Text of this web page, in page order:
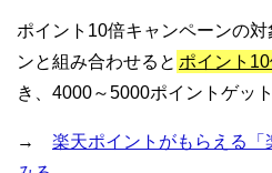
ポイント10倍キャンペーンの
ンと組み合わせると ポイント
き、4000～5000ポイントゲッ
→ 楽天ポイントがもらえる